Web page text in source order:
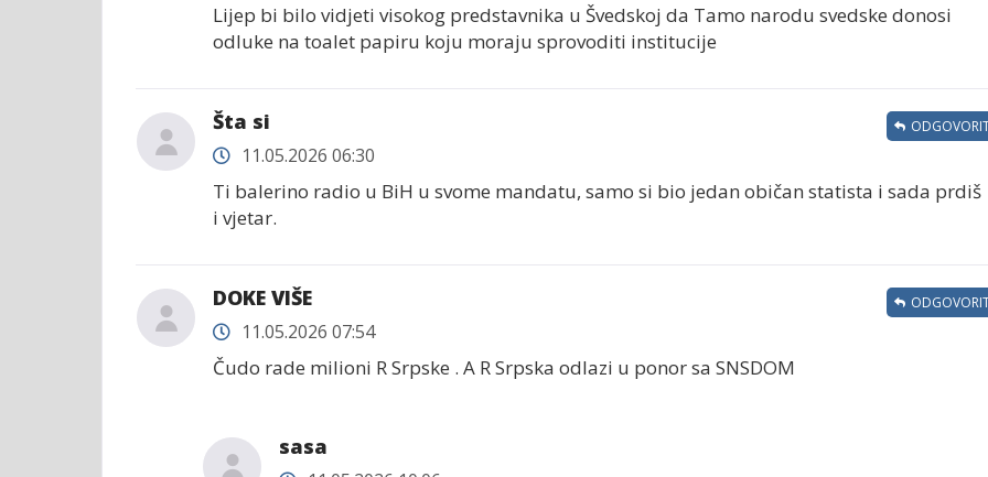
Lijep bi bilo vidjeti visokog predstavnika u Švedskoj da Tamo narodu svedske donosi
odluke na toalet papiru koju moraju sprovoditi institucije
Šta si
11.05.2026 06:30
Ti balerino radio u BiH u svome mandatu, samo si bio jedan običan statista i sada prdiš
i vjetar.
DOKE VIŠE
11.05.2026 07:54
Čudo rade milioni R Srpske . A R Srpska odlazi u ponor sa SNSDOM
sasa